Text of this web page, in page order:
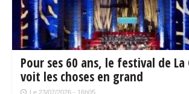
Pour ses 60 ans, le festival de La
voit les choses en grand
Le 23/07/2026 - 16h05